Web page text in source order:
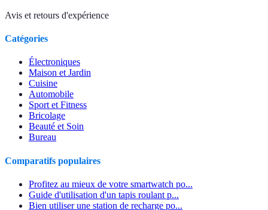
Avis et retours d'expérience
Catégories
Électroniques
Maison et Jardin
Cuisine
Automobile
Sport et Fitness
Bricolage
Beauté et Soin
Bureau
Comparatifs populaires
Profitez au mieux de votre smartwatch po...
Guide d'utilisation d'un tapis roulant p...
Bien utiliser une station de recharge po...